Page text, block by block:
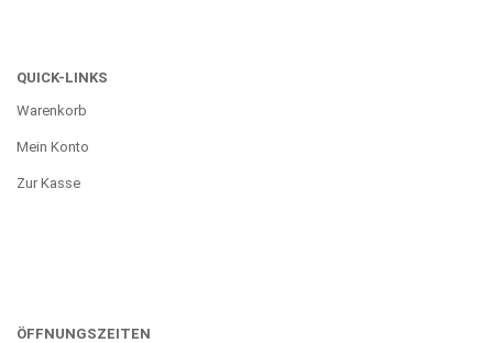
QUICK-LINKS
Warenkorb
Mein Konto
Zur Kasse
ÖFFNUNGSZEITEN